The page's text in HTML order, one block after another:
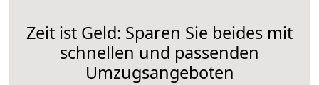
Zeit ist Geld: Sparen Sie beides mit
schnellen und passenden
Umzugsangeboten